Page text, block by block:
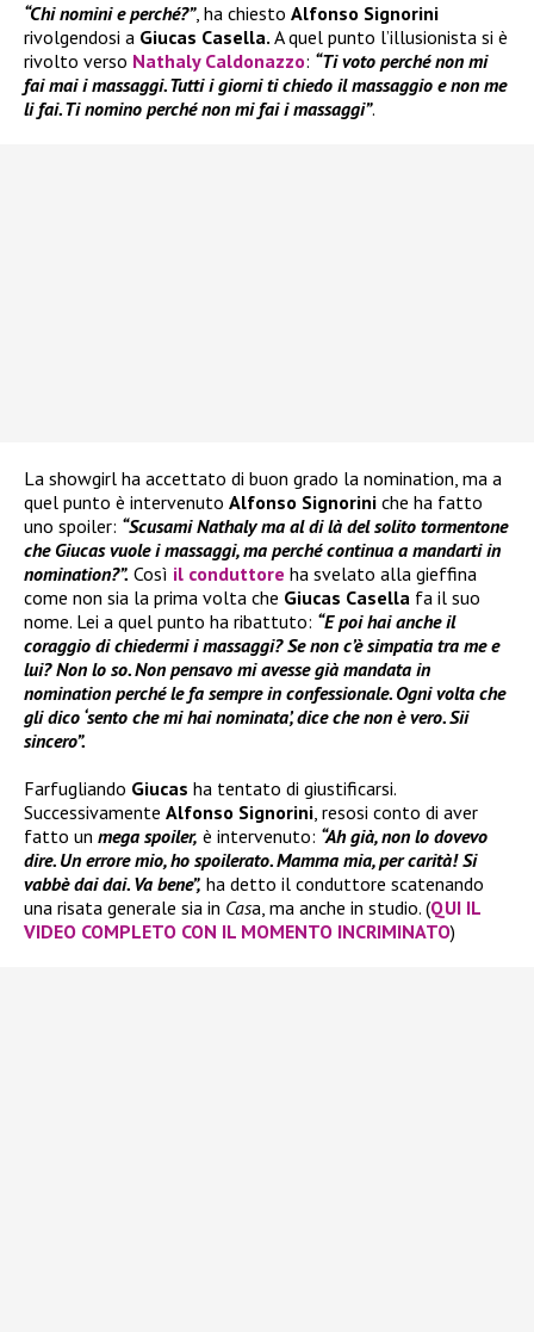
“Chi nomini e perché?”, ha chiesto Alfonso Signorini
rivolgendosi a Giucas Casella. A quel punto l’illusionista si è
rivolto verso Nathaly Caldonazzo: “Ti voto perché non mi
fai mai i massaggi. Tutti i giorni ti chiedo il massaggio e non me
li fai. Ti nomino perché non mi fai i massaggi”.
La showgirl ha accettato di buon grado la nomination, ma a
quel punto è intervenuto Alfonso Signorini che ha fatto
uno spoiler: “Scusami Nathaly ma al di là del solito tormentone
che Giucas vuole i massaggi, ma perché continua a mandarti in
nomination?”. Così il conduttore ha svelato alla gieffina
come non sia la prima volta che Giucas Casella fa il suo
nome. Lei a quel punto ha ribattuto: “E poi hai anche il
coraggio di chiedermi i massaggi? Se non c’è simpatia tra me e
lui? Non lo so. Non pensavo mi avesse già mandata in
nomination perché le fa sempre in confessionale. Ogni volta che
gli dico ‘sento che mi hai nominata’, dice che non è vero. Sii
sincero”.
Farfugliando Giucas ha tentato di giustificarsi.
Successivamente Alfonso Signorini, resosi conto di aver
fatto un mega spoiler, è intervenuto: “Ah già, non lo dovevo
dire. Un errore mio, ho spoilerato. Mamma mia, per carità! Si
vabbè dai dai. Va bene”, ha detto il conduttore scatenando
una risata generale sia in Casa, ma anche in studio. (QUI IL
VIDEO COMPLETO CON IL MOMENTO INCRIMINATO)